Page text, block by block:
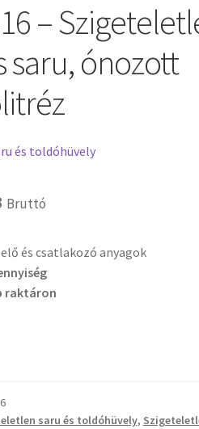
–
saru, ónozott
és toldóhüvely
Bruttó
és csatlakozó anyagok
raktáron
saru és toldóhüvely,